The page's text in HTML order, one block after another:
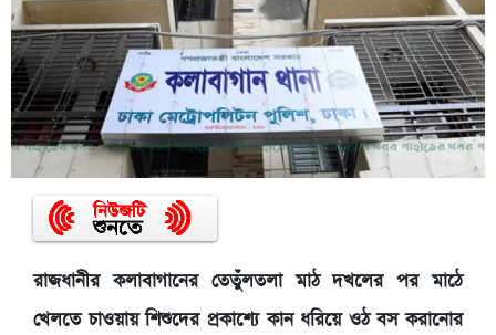
রাজধানীর কলাবাগানের তেতুঁলতলা মাঠ দখলের পর মাঠে
খেলতে চাওয়ায় শিশুদের প্রকাশ্যে কান ধরিয়ে ওঠ বস করানোর